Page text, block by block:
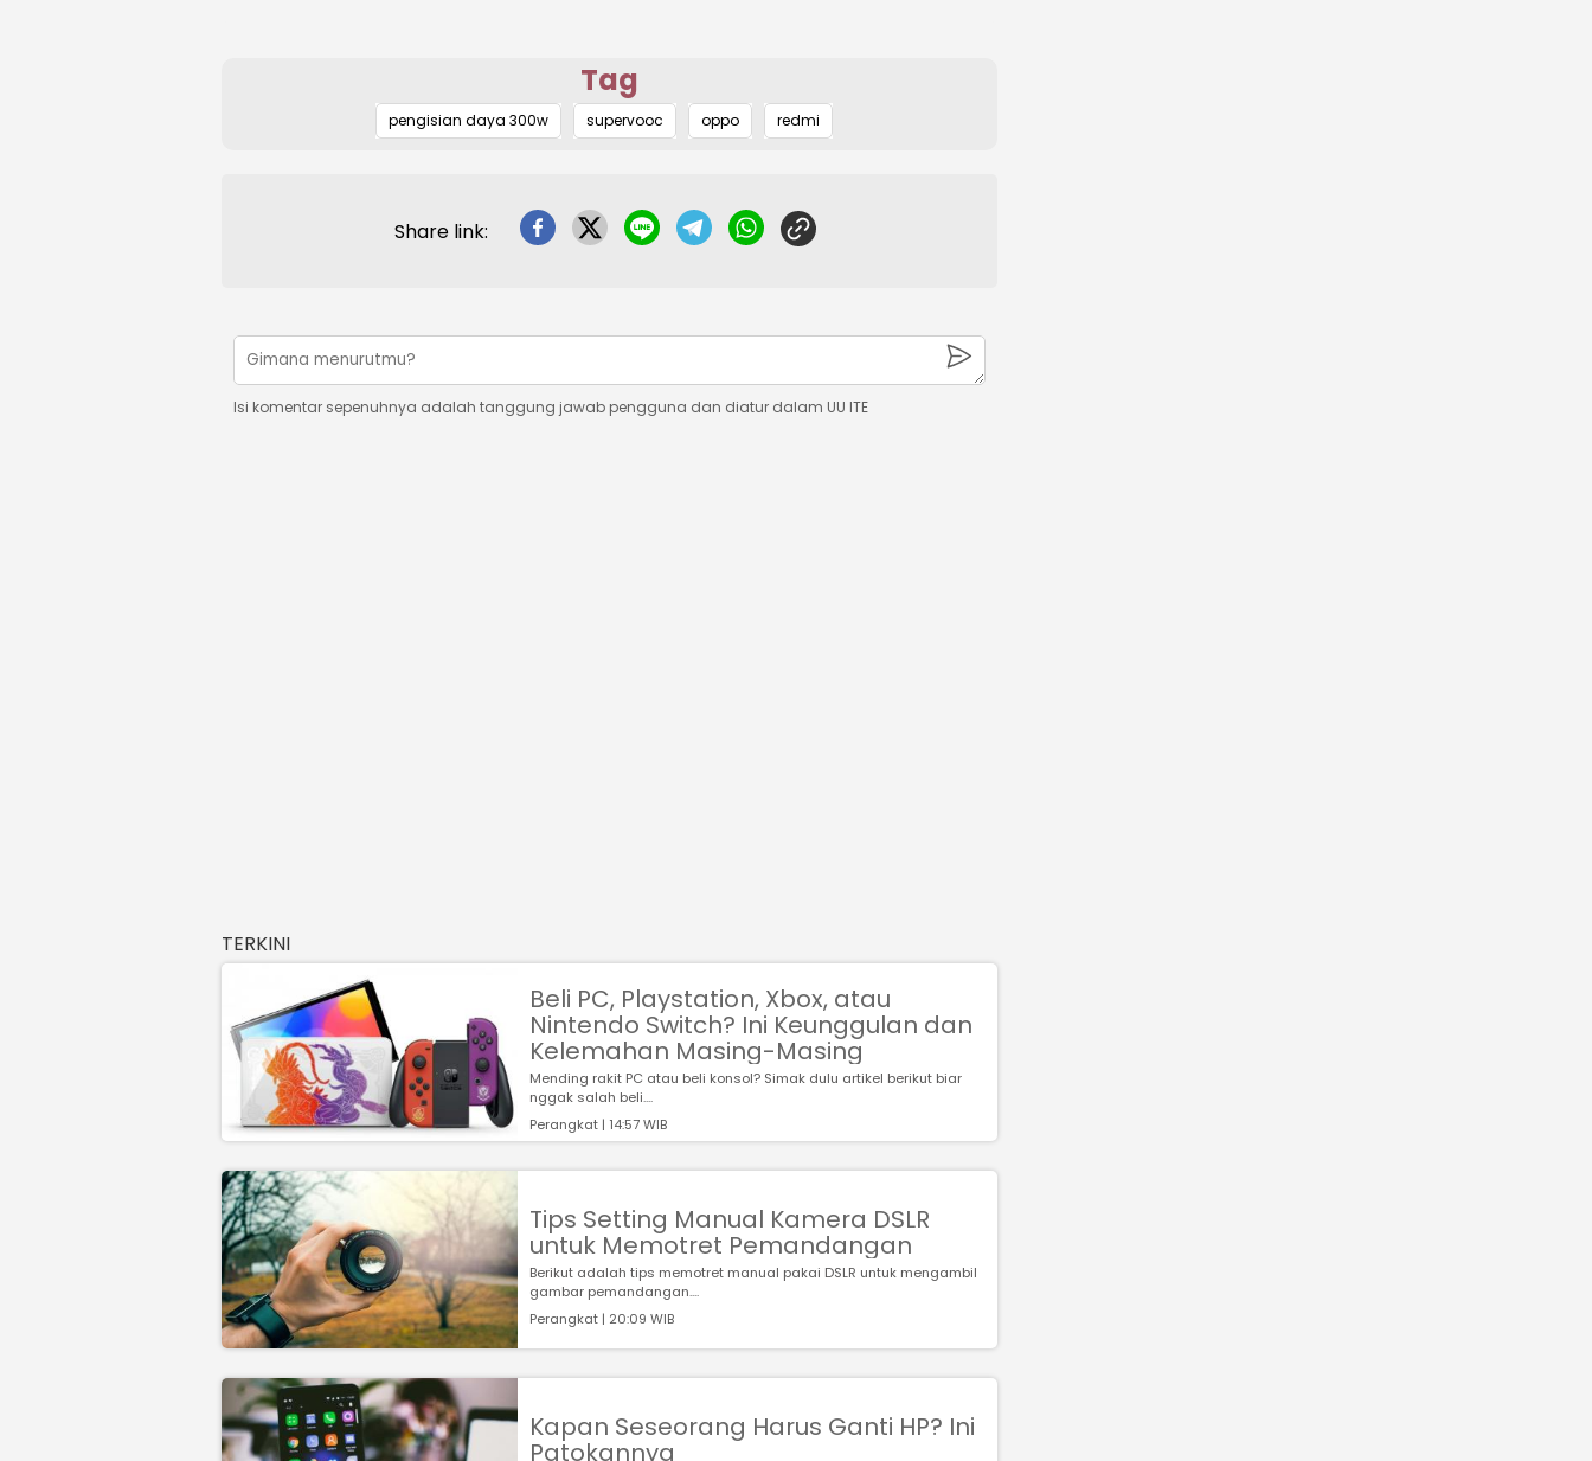
Tag
pengisian daya 300w supervooc oppo redmi
Share link:
Isi komentar sepenuhnya adalah tanggung jawab pengguna dan diatur dalam UU ITE
TERKINI
Beli PC, Playstation, Xbox, atau
Nintendo Switch? Ini Keunggulan dan
Kelemahan Masing-Masing
Mending rakit PC atau beli konsol? Simak dulu artikel berikut biar
nggak salah beli....
Perangkat | 14:57 WIB
Tips Setting Manual Kamera DSLR
untuk Memotret Pemandangan
Berikut adalah tips memotret manual pakai DSLR untuk mengambil
gambar pemandangan....
Perangkat | 20:09 WIB
Kapan Seseorang Harus Ganti HP? Ini
Patokannya